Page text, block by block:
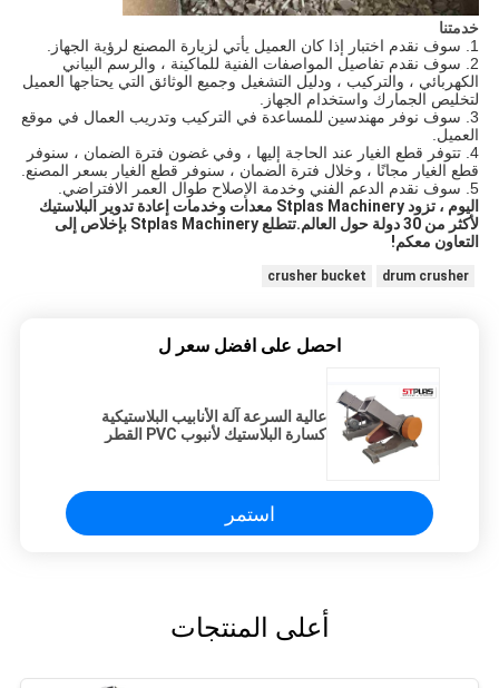
خدمتنا
1. سوف نقدم اختبار إذا كان العميل يأتي لزيارة المصنع لرؤية الجهاز.
لتخليص الجمارك واستخدام الجهاز.
3. سوف نوفر مهندسين للمساعدة في التركيب وتدريب العمال في موقع
العميل.
قطع الغيار مجانًا ، وخلال فترة الضمان ، سنوفر قطع الغيار بسعر المصنع.
5. سوف نقدم الدعم الفني وخدمة الإصلاح طوال العمر الافتراضي.
التعاون معكم!
drum crusher
crusher bucket
احصل على افضل سعر ل
عالية السرعة آلة الأنابيب البلاستيكية
كسارة البلاستيك لأنبوب PVC القطر
استمر
أعلى المنتجات